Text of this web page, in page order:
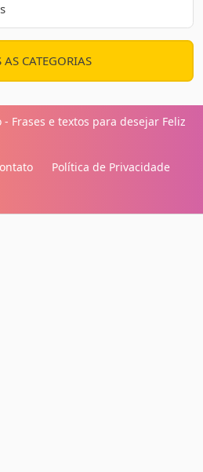
AS CATEGORIAS
Frases e textos para desejar Feliz
Política de Privacidade